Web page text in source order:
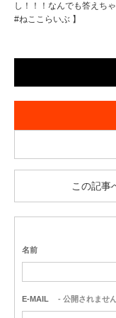
し！！！なんでも答えち
#ねここらいぶ 】
この記事
名前
E-MAIL - 公開されませ